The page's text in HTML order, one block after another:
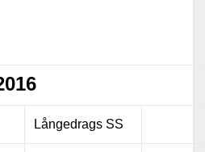
Långedrags SS